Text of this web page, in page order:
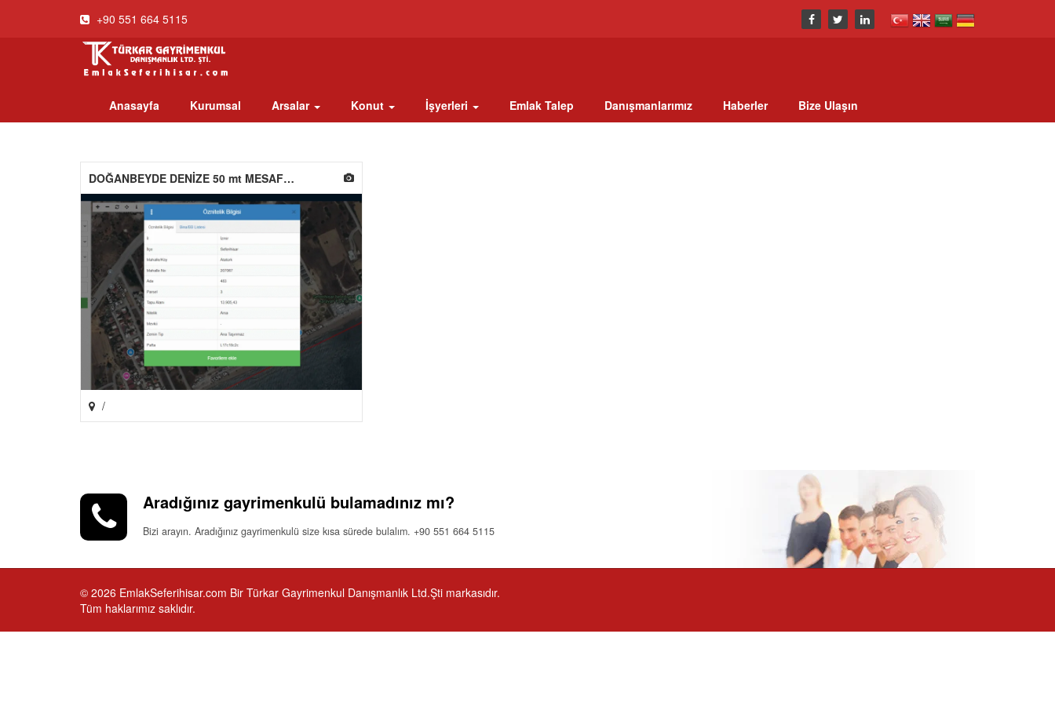
+90 551 664 5115
Anasayfa Kurumsal Arsalar Konut İşyerleri Emlak Talep Danışmanlarımız Haberler Bize Ulaşın
DOĞANBEYDE DENİZE 50 mt MESAFEDE TURİZM+GÜNÜBİRLİK İMARLI HİSSE
/
Aradığınız gayrimenkulü bulamadınız mı?
Bizi arayın. Aradığınız gayrimenkulü size kısa sürede bulalım. +90 551 664 5115
© 2026 EmlakSeferihisar.com Bir Türkar Gayrimenkul Danışmanlık Ltd.Şti markasıdır.
Tüm haklarımız saklıdır.